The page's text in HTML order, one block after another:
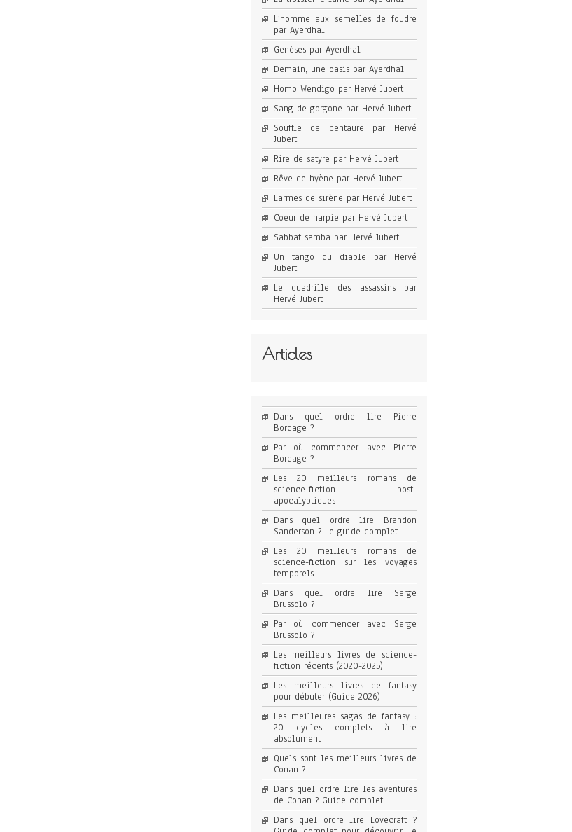
L’homme aux semelles de foudre
par Ayerdhal
Genèses par Ayerdhal
Demain, une oasis par Ayerdhal
Homo Wendigo par Hervé Jubert
Sang de gorgone par Hervé Jubert
Souffle de centaure par Hervé
Jubert
Rire de satyre par Hervé Jubert
Rêve de hyène par Hervé Jubert
Larmes de sirène par Hervé Jubert
Coeur de harpie par Hervé Jubert
Sabbat samba par Hervé Jubert
Un tango du diable par Hervé
Jubert
Le quadrille des assassins par
Hervé Jubert
Articles
Dans quel ordre lire Pierre
Bordage ?
Par où commencer avec Pierre
Bordage ?
Les 20 meilleurs romans de
science-fiction post-
apocalyptiques
Dans quel ordre lire Brandon
Sanderson ? Le guide complet
Les 20 meilleurs romans de
science-fiction sur les voyages
temporels
Dans quel ordre lire Serge
Brussolo ?
Par où commencer avec Serge
Brussolo ?
Les meilleurs livres de science-
fiction récents (2020-2025)
Les meilleurs livres de fantasy
pour débuter (Guide 2026)
Les meilleures sagas de fantasy :
20 cycles complets à lire
absolument
Quels sont les meilleurs livres de
Conan ?
Dans quel ordre lire les aventures
de Conan ? Guide complet
Dans quel ordre lire Lovecraft ?